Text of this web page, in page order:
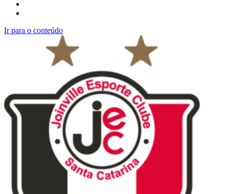
Ir para o conteúdo